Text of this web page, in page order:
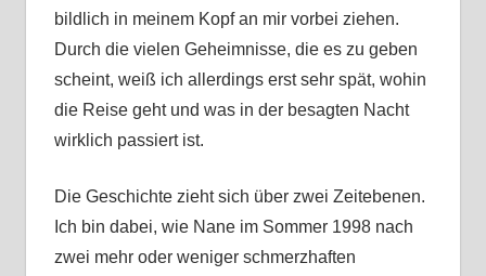
bildlich in meinem Kopf an mir vorbei ziehen.
Durch die vielen Geheimnisse, die es zu geben
scheint, weiß ich allerdings erst sehr spät, wohin
die Reise geht und was in der besagten Nacht
wirklich passiert ist.
Die Geschichte zieht sich über zwei Zeitebenen.
Ich bin dabei, wie Nane im Sommer 1998 nach
zwei mehr oder weniger schmerzhaften